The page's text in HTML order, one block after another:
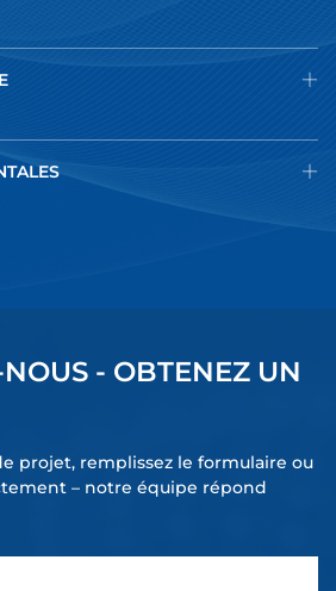
- OBTENEZ UN
projet, remplissez le formulaire ou
– notre équipe répond